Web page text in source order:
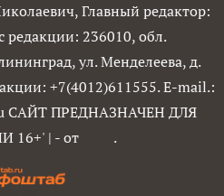
Главный редактор:
236010, обл.
ул. Менделеева, д.
+7(4012)611555. E-mail.:
САЙТ ПРЕДНАЗНАЧЕН ДЛЯ
16+' | - от .